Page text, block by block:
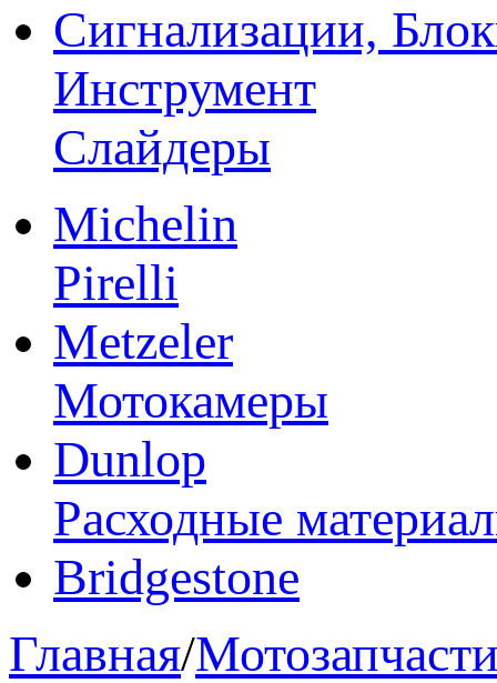
Сигнализации,
Инструмент
Слайдеры
Michelin
Pirelli
Metzeler
Мотокамеры
Dunlop
Расходные
Bridgestone
Главная/